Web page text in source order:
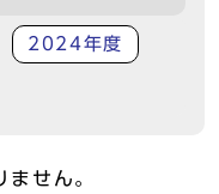
2024年度
せん。